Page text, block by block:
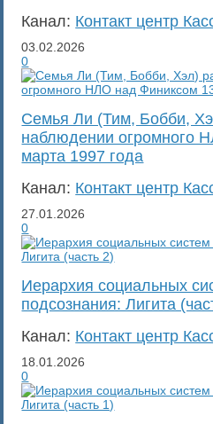
Канал: Контакт центр
03.02.2026
0
Семья Ли (Тим, Бобби,
наблюдении огромного
марта 1997 года
Канал: Контакт центр
27.01.2026
0
Иерархия социальных
подсознания: Лигита
Канал: Контакт центр
18.01.2026
0